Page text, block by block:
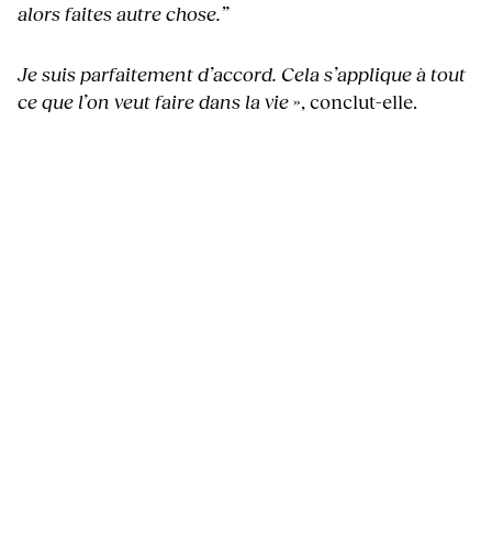
alors faites autre chose.”
Je suis parfaitement d’accord. Cela s’applique à tout
ce que l’on veut faire dans la vie», conclut-elle.